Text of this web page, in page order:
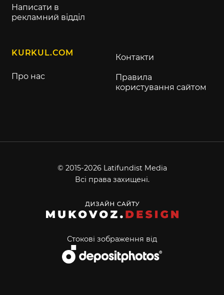
Написати в
рекламний відділ
KURKUL.COM
Про нас
Контакти
Правила
користування сайтом
© 2015-2026 Latifundist Media
Всі права захищені.
Стокові зображення від